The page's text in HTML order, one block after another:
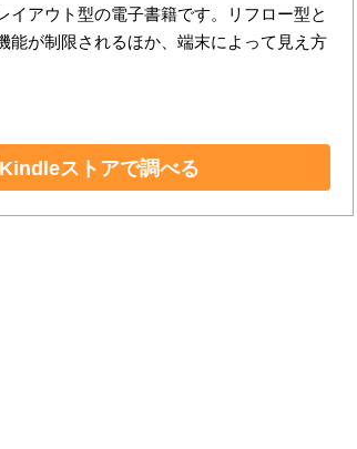
イアウト型の電子書籍です。リフロー型と
能が制限されるほか、端末によって見え方
Kindleストアで調べる